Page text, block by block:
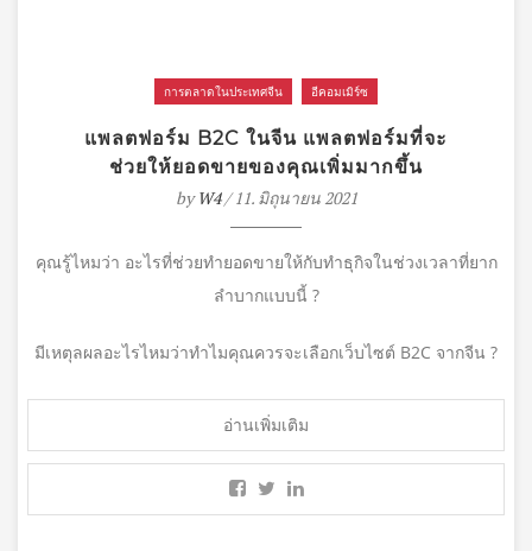
การตลาดในประเทศจีน อีคอมเมิร์ซ
แพลตฟอร์ม B2C ในจีน แพลตฟอร์มที่จะ
ช่วยให้ยอดขายของคุณเพิ่มมากขึ้น
byW4/ 11. มิถุนายน 2021
คุณรู้ไหมว่า อะไรที่ช่วยทำยอดขายให้กับทำธุกิจในช่วงเวลาที่ยาก
ลำบากแบบนี้ ?
มีเหตุลผลอะไรไหมว่าทำไมคุณควรจะเลือกเว็บไซต์ B2C จากจีน ?
อ่านเพิ่มเติม